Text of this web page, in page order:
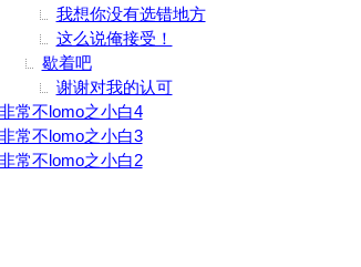
我想你没有选错地方
这么说俺接受！
歇着吧
谢谢对我的认可
非常不lomo之小白4
非常不lomo之小白3
非常不lomo之小白2